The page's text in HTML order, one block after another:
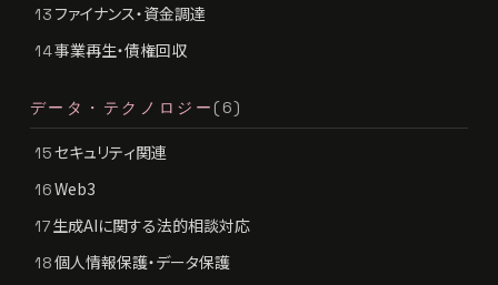
13 ファイナンス・資金調達
14事業再生・債権回収
データ・テクノロジー (6)
15セキュリティ関連
16Web3
17生成AIに関する法的相談対応
18個人情報保護・データ保護